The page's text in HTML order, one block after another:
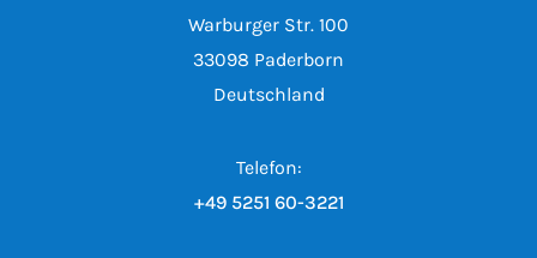
Warburger Str. 100
33098 Paderborn
Deutschland
Telefon:
+49 5251 60-3221